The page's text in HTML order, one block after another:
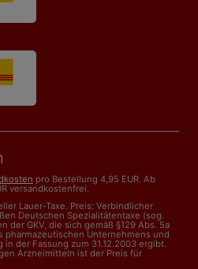
pro Bestellung 4,95 EUR. Ab
versandkostenfrei.
Lauer-Taxe. Preis: Verbindlicher
Deutschen Spezialitätentaxe (sog.
der GKV, die sich gemäß §129 Abs. 5a
pharmazeutischen Unternehmens und
der Fassung zum 31.12.2003 ergibt.
Arzneimitteln ist der Preis für